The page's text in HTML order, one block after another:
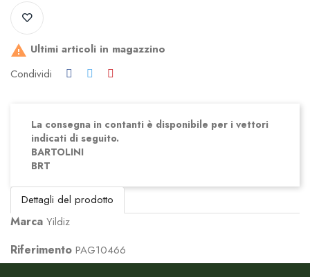
 Ultimi articoli in magazzino
Condividi
La consegna in contanti è disponibile per i vettori
indicati di seguito.
BARTOLINI
BRT
Dettagli del prodotto
Marca Yildiz
Riferimento PAG10466